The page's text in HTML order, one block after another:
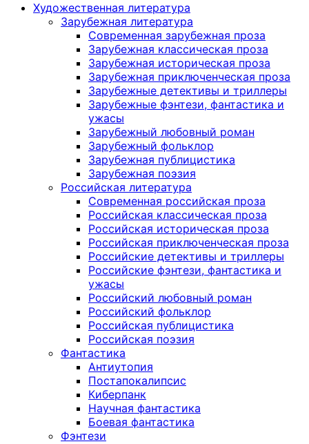
Художественная литература
Зарубежная литература
Современная зарубежная проза
Зарубежная классическая проза
Зарубежная историческая проза
Зарубежная приключенческая проза
Зарубежные детективы и триллеры
Зарубежные фэнтези, фантастика и
ужасы
Зарубежный любовный роман
Зарубежный фольклор
Зарубежная публицистика
Зарубежная поэзия
Российская литература
Современная российская проза
Российская классическая проза
Российская историческая проза
Российская приключенческая проза
Российские детективы и триллеры
Российские фэнтези, фантастика и
ужасы
Российский любовный роман
Российский фольклор
Российская публицистика
Российская поэзия
Фантастика
Антиутопия
Постапокалипсис
Киберпанк
Научная фантастика
Боевая фантастика
Фэнтези